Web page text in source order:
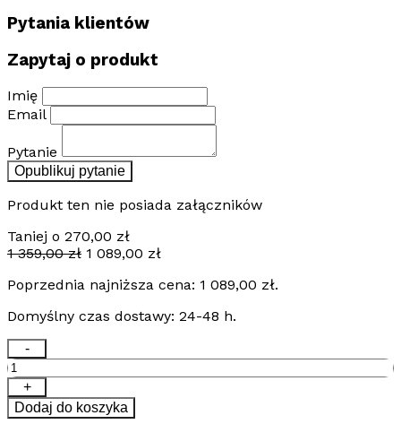
Pytania klientów
Zapytaj o produkt
Imię
Email
Pytanie
Opublikuj pytanie
Produkt ten nie posiada załączników
Taniej o 270,00 zł
1 359,00zł Pierwotna
wynosiła:
359,00 zł.
1 089,00 złAktualna
wynosi:
089,00 zł.
Poprzednia najniższa cena: 1 089,00 zł.
Domyślny czas dostawy: 24-48 h.
ilość
Mata
grzewcza
TV
T0
-
+
Dodaj do koszyka